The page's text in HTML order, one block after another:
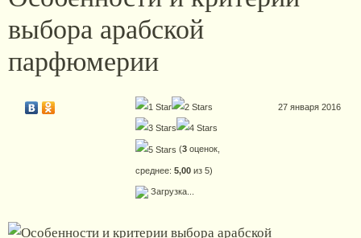
выбора арабской
парфюмерии
(3оценок,
среднее: 5,00из 5)
Загрузка...
27 января 2016